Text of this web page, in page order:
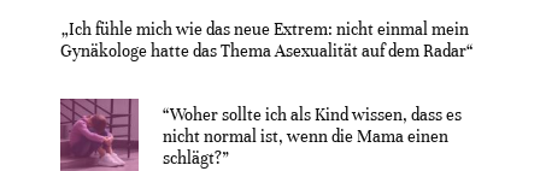
„Ich fühle mich wie das neue Extrem: nicht einmal mein
Gynäkologe hatte das Thema Asexualität auf dem Radar“
“Woher sollte ich als Kind wissen, dass es
nicht normal ist, wenn die Mama einen
schlägt?”